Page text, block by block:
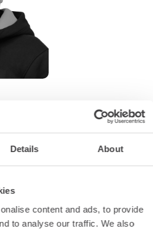
Details About
content and ads, to provide
to analyse our traffic. We also
Espoo Mikkelä